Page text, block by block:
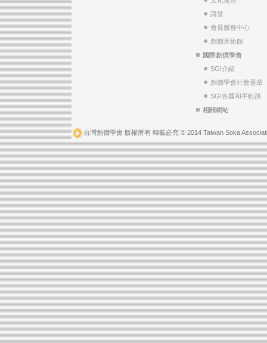
講堂
會員服務中心
創價美術館
國際創價學會
SGI介紹
創價學會社會憲章
SGI各國和平軌跡
相關網站
台灣創價學會 版權所有 轉載必究 © 2014 Taiwan Soka